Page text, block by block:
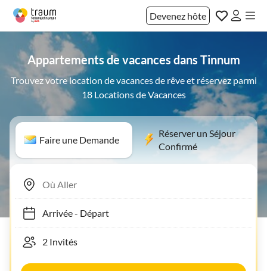
Devenez hôte
Appartements de vacances dans Tinnum
Trouvez votre location de vacances de rêve et réservez parmi
18 Locations de Vacances
Faire une Demande
Réserver un Séjour
Confirmé
Arrivée- Départ